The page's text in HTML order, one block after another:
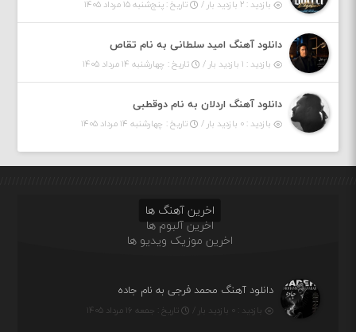
بازدید : ۲ بازدید بار / تاریخ : پنج‌شنبه ۱۵ مرداد ۱۴۰۵
دانلود آهنگ امید سلطانی به نام تقاص
بازدید : ۱ بازدید بار / تاریخ : چهارشنبه ۱۴ مرداد ۱۴۰۵
دانلود آهنگ اردلان به نام دوقطبی
بازدید : ۰ بازدید بار / تاریخ : چهارشنبه ۱۴ مرداد ۱۴۰۵
اخرین آهنگ ها
اخرین آلبوم ها
اخرین موزیک ویدیو ها
دانلود آهنگ محمد فرجی به نام جاده
بازدید : ۰ بازدید بار / تاریخ : جمعه ۱۶ مرداد ۱۴۰۵